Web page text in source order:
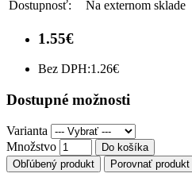
Dostupnosť: Na externom sklade
1.55€
Bez DPH:1.26€
Dostupné možnosti
Varianta
Množstvo
Do košíka
Obľúbený produkt
Porovnať produkt